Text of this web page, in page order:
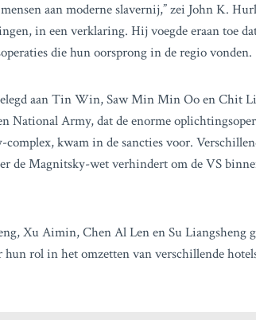
aan moderne slavernij,” zei John K.
in een verklaring. Hij voegde eraan toe
die hun oorsprong in de regio vonden.
aan Tin Win, Saw Min Min Oo en Chit
National Army, dat de enorme
kwam in de sancties voor.
de Magnitsky-wet verhindert om de VS
Xu Aimin, Chen Al Len en Su Liangsheng
rol in het omzetten van verschillende